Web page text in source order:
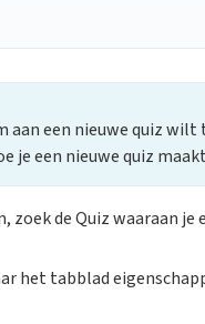
aan een nieuwe quiz
je een nieuwe quiz
zoek de Quiz waaraan
het tabblad